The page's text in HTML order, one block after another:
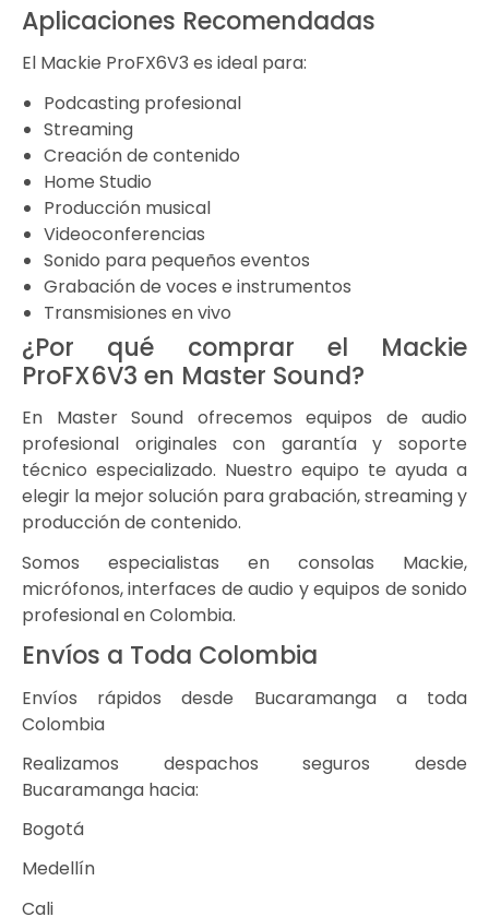
Aplicaciones Recomendadas
El Mackie ProFX6V3 es ideal para:
Podcasting profesional
Streaming
Creación de contenido
Home Studio
Producción musical
Videoconferencias
Sonido para pequeños eventos
Grabación de voces e instrumentos
Transmisiones en vivo
¿Por qué comprar el Mackie
ProFX6V3 en Master Sound?
En Master Sound ofrecemos equipos de audio
profesional originales con garantía y soporte
técnico especializado. Nuestro equipo te ayuda a
elegir la mejor solución para grabación, streaming y
producción de contenido.
Somos especialistas en consolas Mackie,
micrófonos, interfaces de audio y equipos de sonido
profesional en Colombia.
Envíos a Toda Colombia
Envíos rápidos desde Bucaramanga a toda
Colombia
Realizamos despachos seguros desde
Bucaramanga hacia:
Bogotá
Medellín
Cali